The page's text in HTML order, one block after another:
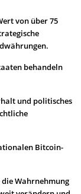
von über 75
behandeln
und politisches
Bitcoin-
Wahrnehmung